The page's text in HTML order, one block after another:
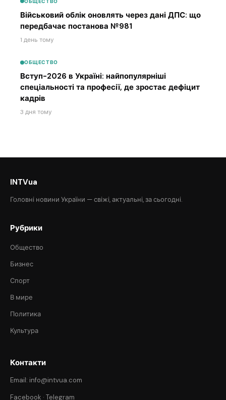
Військовий облік оновлять через дані ДПС: що
передбачає постанова №981
1 день тому
ОБЩЕСТВО
Вступ-2026 в Україні: найпопулярніші
спеціальності та професії, де зростає дефіцит
кадрів
3 дня тому
INTVua
Головні новини України — свіжі, актуальні, за сьогодні.
Рубрики
Общество
Бизнес
Спорт
В мире
Политика
Культура
Контакти
Email: info@intvua.com
Facebook · Telegram